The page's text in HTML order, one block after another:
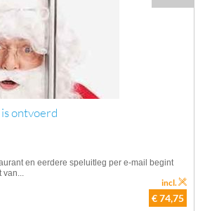
ontvoerd
en eerdere speluitleg per e-mail begint
van...
€ 74,75
incl.